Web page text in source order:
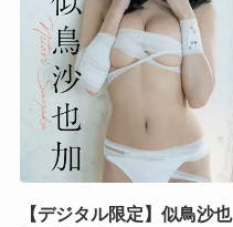
【デジタル限定】似鳥沙也